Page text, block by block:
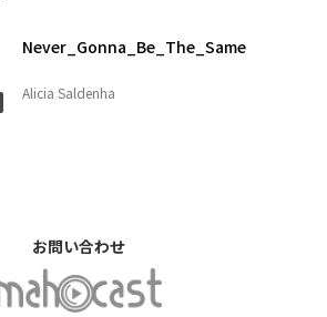
Never_Gonna_Be_The_Same
Alicia Saldenha
お問い合わせ